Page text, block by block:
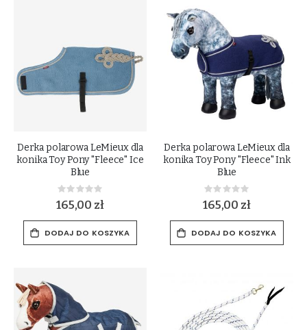
Derka polarowa LeMieux dla
konika Toy Pony "Fleece" Ice
Blue
Rating:
0%
165,00 zł
DODAJ DO KOSZYKA
Derka polarowa LeMieux dla
konika Toy Pony "Fleece" Ink
Blue
Rating:
0%
165,00 zł
DODAJ DO KOSZYKA